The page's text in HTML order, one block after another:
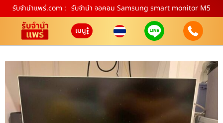
รับจํานําแพร่.com : รับจำนำ จอคอม Samsung smart monitor M5
เมนู